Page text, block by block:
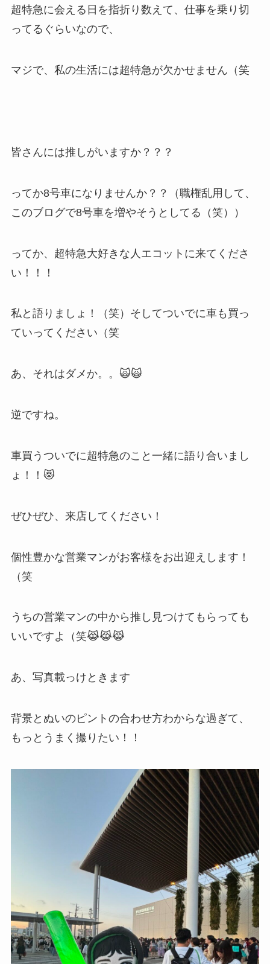
超特急に会える日を指折り数えて、仕事を乗り切
ってるぐらいなので、
マジで、私の生活には超特急が欠かせません（笑
皆さんには推しがいますか？？？
ってか8号車になりませんか？？（職権乱用して、
このブログで8号車を増やそうとしてる（笑））
ってか、超特急大好きな人エコットに来てくださ
い！！！
私と語りましょ！（笑）そしてついでに車も買っ
ていってください（笑
あ、それはダメか。。🙀🙀
逆ですね。
車買うついでに超特急のこと一緒に語り合いまし
ょ！！😻
ぜひぜひ、来店してください！
個性豊かな営業マンがお客様をお出迎えします！
（笑
うちの営業マンの中から推し見つけてもらっても
いいですよ（笑😹😹😹
あ、写真載っけときます
背景とぬいのピントの合わせ方わからな過ぎて、
もっとうまく撮りたい！！